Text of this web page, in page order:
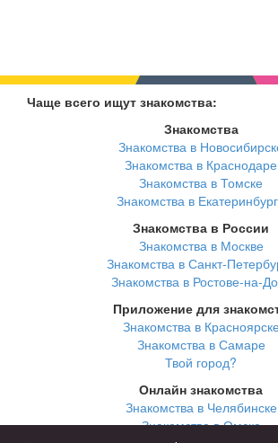
Чаще всего ищут знакомства:
Знакомства
Знакомства в
Знакомства в Краснодаре
Знакомства в Томске
Знакомства в
Знакомства в России
Знакомства в Москве
Знакомства в Санкт-
Знакомства в Ростове-на-
Приложение для
Знакомства в Красноярске
Знакомства в Самаре
Твой город?
Онлайн знакомства
Знакомства в Челябинске
Знакомства в Омске